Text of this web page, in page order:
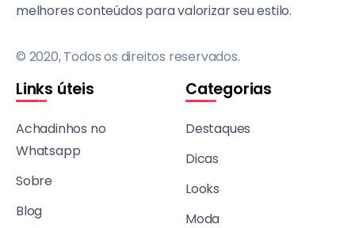
melhores conteúdos para valorizar seu estilo.
© 2020, Todos os direitos reservados.
Links úteis
Achadinhos no
Whatsapp
Sobre
Blog
Categorias
Destaques
Dicas
Looks
Moda